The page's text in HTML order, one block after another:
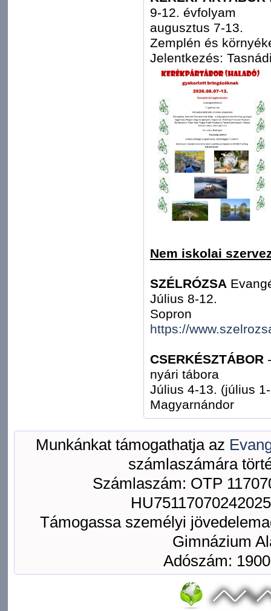
9-12. évfolyam
augusztus 7-13.
Zemplén és
Jelentkezés:
Nem iskolai
SZÉLRÓZSA
Július 8-12.
Sopron
https://
CSERKÉSZTÁBOR
nyári tábora
Július 4-13. (július
Magyarnándor
Munkánkat támogathatja az
számlaszámára
Számlaszám: OTP
Támogassa személyi
Gimnázium
Adószám: